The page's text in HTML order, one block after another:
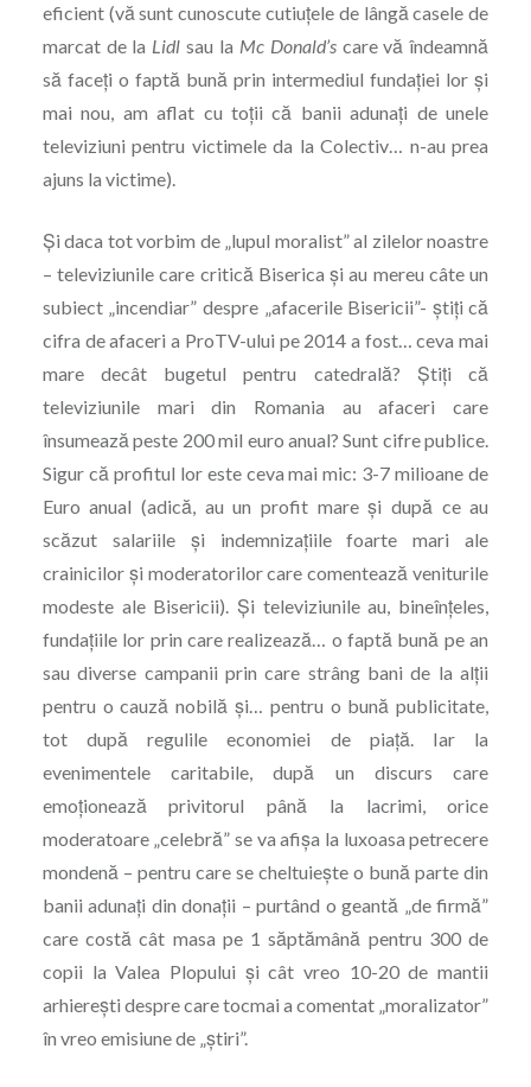
eficient (vă sunt cunoscute cutiuțele de lângă casele de
marcat de la Lidlsau la Mc Donald’scare vă îndeamnă
să faceți o faptă bună prin intermediul fundației lor şi
mai nou, am aflat cu toții că banii adunați de unele
televiziuni pentru victimele da la Colectiv… n-au prea
ajuns la victime).
Şi daca tot vorbim de „lupul moralist” al zilelor noastre
– televiziunile care critică Biserica şi au mereu câte un
subiect „incendiar” despre „afacerile Bisericii”- știți că
cifra de afaceri a ProTV-ului pe 2014 a fost… ceva mai
mare decât bugetul pentru catedrală? Știți că
televiziunile mari din Romania au afaceri care
însumează peste 200 mil euro anual? Sunt cifre publice.
Sigur că profitul lor este ceva mai mic: 3-7 milioane de
Euro anual (adică, au un profit mare şi după ce au
scăzut salariile şi indemnizațiile foarte mari ale
crainicilor şi moderatorilor care comentează veniturile
modeste ale Bisericii). Şi televiziunile au, bineînțeles,
fundațiile lor prin care realizează… o faptă bună pe an
sau diverse campanii prin care strâng bani de la alții
pentru o cauză nobilă şi… pentru o bună publicitate,
tot după regulile economiei de piață. Iar la
evenimentele caritabile, după un discurs care
emoționează privitorul până la lacrimi, orice
moderatoare „celebră” se va afișa la luxoasa petrecere
mondenă – pentru care se cheltuieşte o bună parte din
banii adunați din donații – purtând o geantă „de firmă”
care costă cât masa pe 1 săptămână pentru 300 de
copii la Valea Plopului şi cât vreo 10-20 de mantii
arhierești despre care tocmai a comentat „moralizator”
în vreo emisiune de „știri”.